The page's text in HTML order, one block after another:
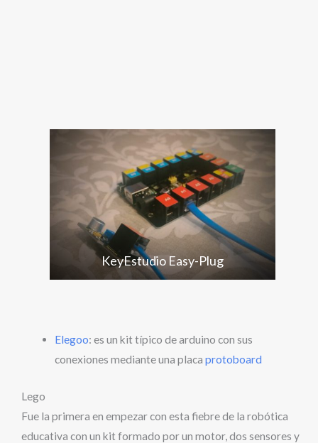
KeyEstudio Easy-Plug
Elegoo: es un kit típico de arduino con sus
conexiones mediante una placa protoboard
Lego
Fue la primera en empezar con esta fiebre de la robótica
educativa con un kit formado por un motor, dos sensores y